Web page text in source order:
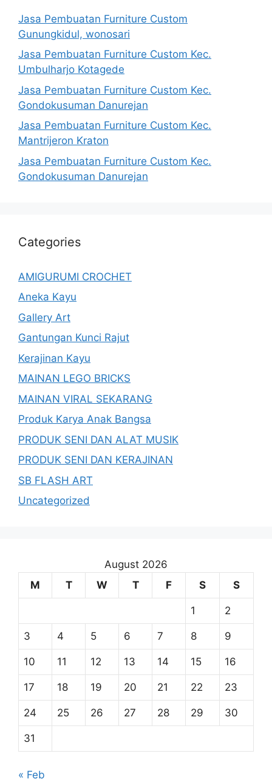
Jasa Pembuatan Furniture Custom
Gunungkidul, wonosari
Jasa Pembuatan Furniture Custom Kec.
Umbulharjo Kotagede
Jasa Pembuatan Furniture Custom Kec.
Gondokusuman Danurejan
Jasa Pembuatan Furniture Custom Kec.
Mantrijeron Kraton
Jasa Pembuatan Furniture Custom Kec.
Gondokusuman Danurejan
Categories
AMIGURUMI CROCHET
Aneka Kayu
Gallery Art
Gantungan Kunci Rajut
Kerajinan Kayu
MAINAN LEGO BRICKS
MAINAN VIRAL SEKARANG
Produk Karya Anak Bangsa
PRODUK SENI DAN ALAT MUSIK
PRODUK SENI DAN KERAJINAN
SB FLASH ART
Uncategorized
August 2026
M
T W T F S S
1 2
3 4 5 6 7 8 9
10 11 12 13 14 15 16
17 18 19 20 21 22 23
24 25 26 27 28 29 30
31
« Feb